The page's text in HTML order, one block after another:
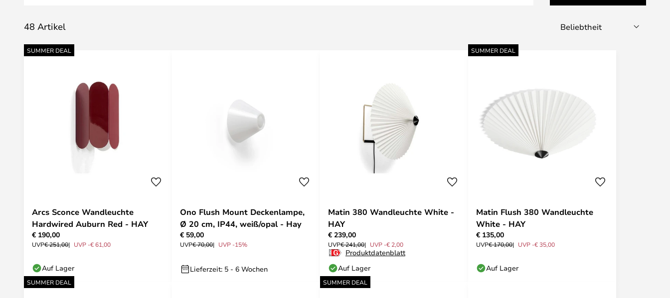
48 Artikel
SUMMER DEAL
Arcs Sconce Wandleuchte
Hardwired Auburn Red - HAY
€ 190,00
UVP€ 251,00 UVP -€ 61,00
Auf Lager
Ono Flush Mount Deckenlampe,
Ø 20 cm, IP44, weiß/opal - Hay
€ 59,00
UVP€ 70,00 UVP -15%
Lieferzeit: 5 - 6 Wochen
Matin 380 Wandleuchte White -
HAY
€ 239,00
UVP€ 241,00 UVP -€ 2,00
Produktdatenblatt
Auf Lager
SUMMER DEAL
Matin Flush 380 Wandleuchte
White - HAY
€ 135,00
UVP€ 170,00 UVP -€ 35,00
Auf Lager
SUMMER DEAL SUMMER DEAL